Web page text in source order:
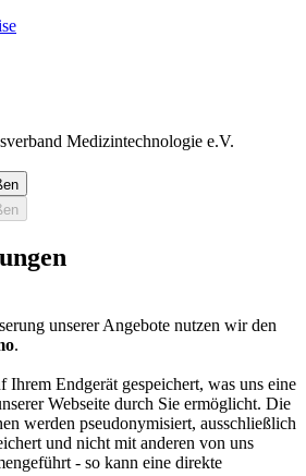
Medizintechnologie e.V.
unserer Angebote nutzen wir den
.
Ihrem Endgerät gespeichert, was uns eine
Webseite durch Sie ermöglicht. Die
werden pseudonymisiert, ausschließlich
und nicht mit anderen von uns
- so kann eine direkte